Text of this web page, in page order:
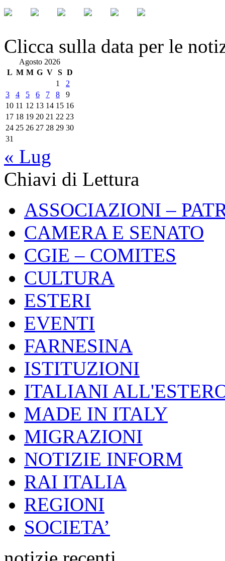
Clicca sulla data per le
Agosto 2026
L M M G V S D
1
2
3
4 5 6 7 8
9
10 11 12 13 14 15 16
17 18 19 20 21 22 23
24 25 26 27 28 29 30
31
« Lug
Chiavi di Lettura
ASSOCIAZIONI –
CAMERA E SENATO
CGIE – COMITES
CULTURA
ESTERI
EVENTI
FARNESINA
ISTITUZIONI
ITALIANI
MADE IN ITALY
MIGRAZIONI
NOTIZIE INFORM
RAI ITALIA
REGIONI
SOCIETA’